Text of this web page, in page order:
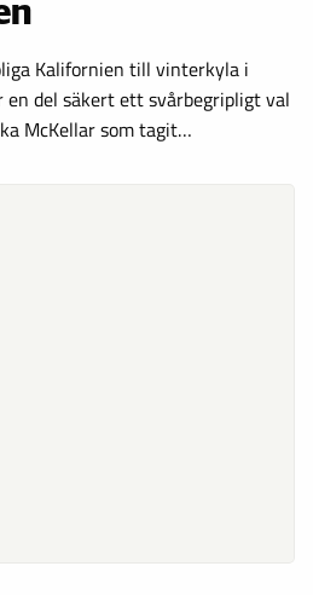
Kalifornien till vinterkyla i
en del säkert ett svårbegripligt val
McKellar som tagit…